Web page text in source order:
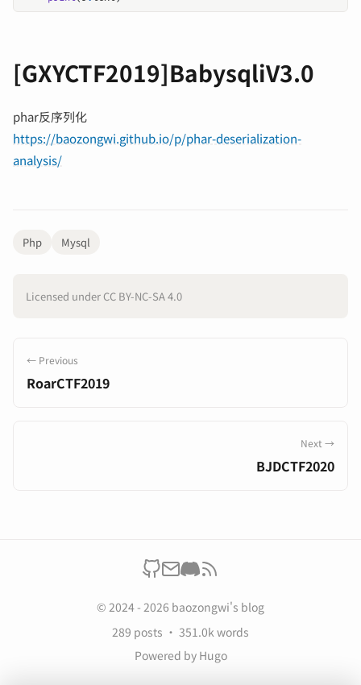
[GXYCTF2019]BabysqliV3.0
phar反序列化
https://baozongwi.github.io/p/phar-deserialization-
analysis/
Php Mysql
Licensed under CC BY-NC-SA 4.0
← Previous
RoarCTF2019
Next →
BJDCTF2020
© 2024 - 2026 baozongwi's blog
289 posts
351.0k words
Powered by Hugo